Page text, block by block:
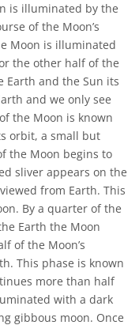
is illuminated by the
of the Moon’s
Moon is illuminated
the other half of the
Earth and the Sun its
and we only see
the Moon is known
orbit, a small but
the Moon begins to
sliver appears on the
from Earth. This
By a quarter of the
Earth the Moon
of the Moon’s
This phase is known
more than half
with a dark
gibbous moon. Once